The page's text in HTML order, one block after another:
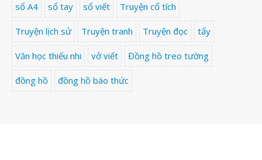
sổ A4 sổ tay sổ viết Truyện cổ tích
Truyện lịch sử Truyện tranh Truyện đọc tẩy
Văn học thiếu nhi vở viết Đồng hồ treo tường
đồng hồ đồng hồ báo thức